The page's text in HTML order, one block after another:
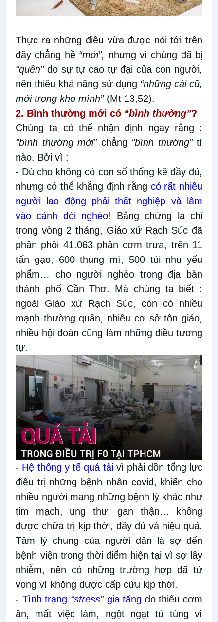
Thực ra những điều vừa được nói tới trên
đây chẳng hề “mới”, nhưng vì chúng đã bị
“quên”do sự tự cao tự đại của con người,
nên thiếu khả năng sử dụng “những cái cũ,
mới trong kho mình”(Mt 13,52).
2. Bình thường mới có “bình thường”?
Chúng ta có thể nhận định ngay rằng :
“bình thường mới”chẳng “bình thường”tí
nào. Bởi vì :
- Dù cho không có con số thống kê đầy đủ,
nhưng có thể khẳng định rằng có rất nhiều
người lao động phải thất nghiệp và lâm
vào cảnh đói nghèo!
Bằng chứng là chỉ
trong vòng 2 tháng, Giáo xứ Rạch Súc đã
phân phối 41.063 phần cơm trưa, trên 11
tấn gạo, 600 thùng mì, 500 túi nhu yếu
phẩm… cho người nghèo trong địa bàn
thành phố Cần Thơ. Mà chúng ta biết :
ngoài Giáo xứ Rạch Súc, còn có nhiều
mạnh thường quân, nhiều cơ sở tôn giáo,
nhiều hội đoàn cũng làm những điều tương
tự.
- Hệ thống y tế quá tảivì phải dồn tổng lực
điều trị những bệnh nhân covid, khiến cho
nhiều người mang những bệnh lý khác như
tim mạch, ung thư, gan thận… không
được chữa trị kịp thời, đầy đủ và hiệu quả.
Tâm lý chung của người dân là sợ đến
bệnh viện trong thời điểm hiện tại vì sợ lây
nhiễm, nên có những trường hợp đã tử
vong vì không được cấp cứu kịp thời.
- Tình trạng “stress”gia tăng do thiếu cơm
ăn, mất việc làm, ngột ngạt tù túng vì